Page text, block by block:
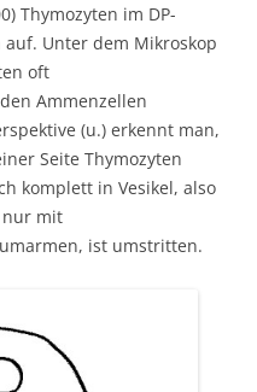
Thymozyten im DP-
Unter dem Mikroskop
oft
Ammenzellen
(u.) erkennt man,
Seite Thymozyten
komplett in Vesikel, also
nur mit
ist umstritten.